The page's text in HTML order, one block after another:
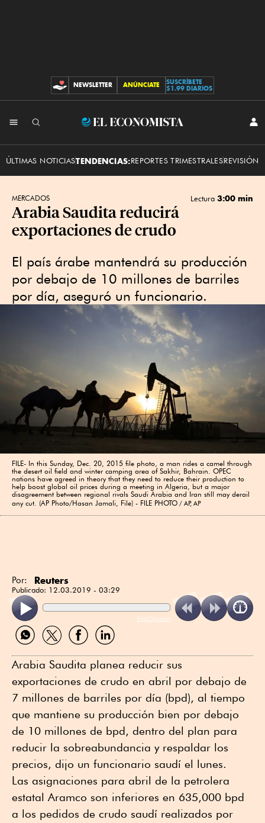
CONTRIBUCIONES
NEWSLETTER ANÚNCIATE
SUSCRÍBETE
$1.99 DIARIOS
El
ÚLTIMAS NOTICIASTENDENCIAS:REPORTES TRIMESTRALESREVISIÓN
MERCADOS Lectura 3:00 min
Arabia Saudita reducirá
exportaciones de crudo
El país árabe mantendrá su producción
por debajo de 10 millones de barriles
por día, aseguró un funcionario.
FILE- In this Sunday, Dec. 20, 2015 file photo, a man rides a camel through
the desert oil field and winter camping area of Sakhir, Bahrain. OPEC
nations have agreed in theory that they need to reduce their production to
help boost global oil prices during a meeting in Algeria, but a major
disagreement between regional rivals Saudi Arabia and Iran still may derail
any cut. (AP Photo/Hasan Jamali, File) - FILE PHOTO
AP, AP
Por: Reuters
Publicado: 12.03.2019 - 03:29
ReadSpeaker
Compartir
por
Compartir
por
Compartir
por
Compartir
por
Arabia Saudita planea reducir sus
exportaciones de crudo en abril por debajo de
7 millones de barriles por día (bpd), al tiempo
que mantiene su producción bien por debajo
de 10 millones de bpd, dentro del plan para
reducir la sobreabundancia y respaldar los
precios, dijo un funcionario saudí el lunes.
Las asignaciones para abril de la petrolera
estatal Aramco son inferiores en 635,000 bpd
a los pedidos de crudo saudí realizados por